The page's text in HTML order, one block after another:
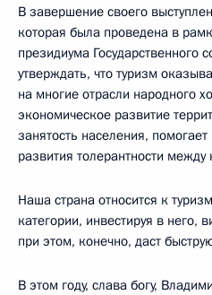
В завершение своего
которая была проведена в
президиума Государственного
утверждать, что туризм
на многие отрасли народного
экономическое развитие
занятость населения,
развития толерантности
Наша страна относится к
категории, инвестируя в него,
при этом, конечно, даст
В этом году, слава богу,